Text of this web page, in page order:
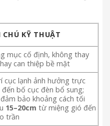
CHÚ KỸ THUẬT
mục cố định, không thay
can thiệp bề mặt
cục lạnh ảnh hưởng trực
bố cục đèn bổ sung;
bảo khoảng cách tối
15–20cm từ miệng gió đến
trần